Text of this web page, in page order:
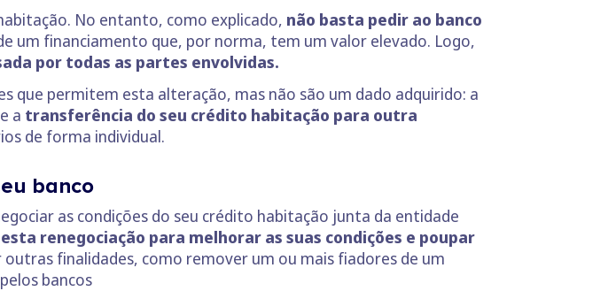
No entanto, como explicado, não basta pedir ao banco
um financiamento que, por norma, tem um valor elevado. Logo,
por todas as partes envolvidas.
que permitem esta alteração, mas não são um dado adquirido: a
e a transferência do seu crédito habitação para outra
de forma individual.
banco
as condições do seu crédito habitação junta da entidade
renegociação para melhorar as suas condições e poupar
finalidades, como remover um ou mais fiadores de um
bancos